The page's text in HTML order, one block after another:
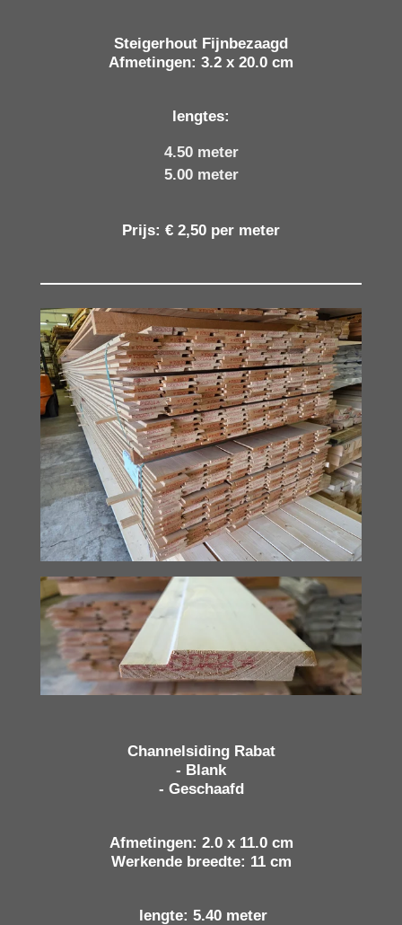
Steigerhout Fijnbezaagd
Afmetingen: 3.2 x 20.0 cm
lengtes:
4.50 meter
5.00 meter
Prijs: € 2,50 per meter
Channelsiding Rabat
- Blank
- Geschaafd
Afmetingen: 2.0 x 11.0 cm
Werkende breedte: 11 cm
lengte: 5.40 meter